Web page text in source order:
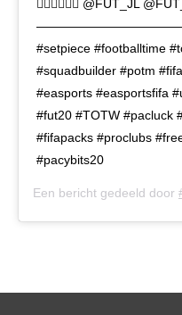
👇🏼👇🏼👇🏼 @FUT_JL
——————————————•
#setpiece #footballtime
#squadbuilder #potm
#easports #easportsfifa
#fut20 #TOTW #pacluck
#fifapacks #proclubs
#pacybits20
Een bericht gedeeld door